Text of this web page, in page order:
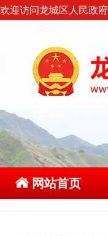
欢迎访问龙城区人民政
网站首页